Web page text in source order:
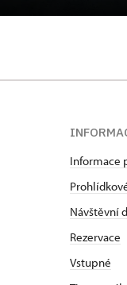
Informace
Návštěvní
Rezervace
Vstupné